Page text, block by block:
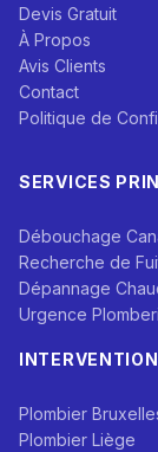
Devis Gratuit
À Propos
Avis Clients
Contact
Politique de
SERVICES
Débouchage
Recherche de
Dépannage
Urgence
Plombier
Plombier Liège